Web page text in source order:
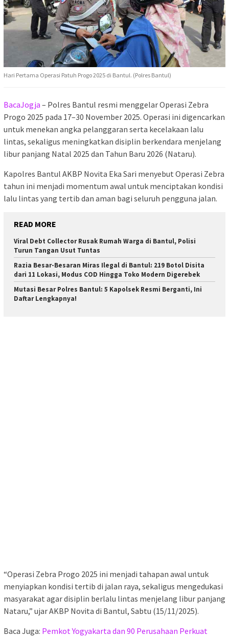
Hari Pertama Operasi Patuh Progo 2025 di Bantul. (Polres Bantul)
BacaJogja – Polres Bantul resmi menggelar Operasi Zebra
Progo 2025 pada 17–30 November 2025. Operasi ini digencarkan
untuk menekan angka pelanggaran serta kecelakaan lalu
lintas, sekaligus meningkatkan disiplin berkendara menjelang
libur panjang Natal 2025 dan Tahun Baru 2026 (Nataru).
Kapolres Bantul AKBP Novita Eka Sari menyebut Operasi Zebra
tahun ini menjadi momentum awal untuk menciptakan kondisi
lalu lintas yang tertib dan aman bagi seluruh pengguna jalan.
READ MORE
Viral Debt Collector Rusak Rumah Warga di Bantul, Polisi
Turun Tangan Usut Tuntas
Razia Besar-Besaran Miras Ilegal di Bantul: 219 Botol Disita
dari 11 Lokasi, Modus COD Hingga Toko Modern Digerebek
Mutasi Besar Polres Bantul: 5 Kapolsek Resmi Berganti, Ini
Daftar Lengkapnya!
“Operasi Zebra Progo 2025 ini menjadi tahapan awal untuk
menyiapkan kondisi tertib di jalan raya, sekaligus mengedukasi
masyarakat agar disiplin berlalu lintas menjelang libur panjang
Nataru,” ujar AKBP Novita di Bantul, Sabtu (15/11/2025).
Baca Juga: Pemkot Yogyakarta dan 90 Perusahaan Perkuat